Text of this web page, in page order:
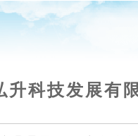
升科技发展有